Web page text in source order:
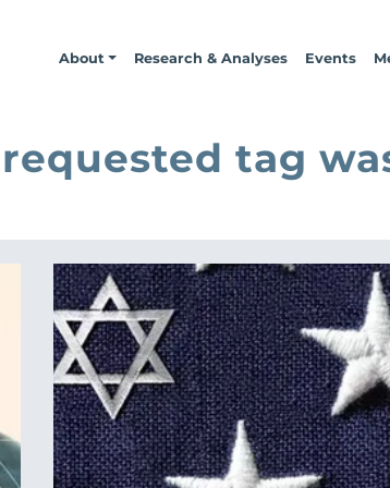
About Research & Analyses Events
tag